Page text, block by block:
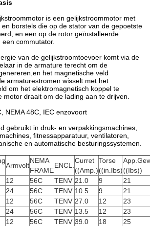
is een gelijkstroommotor met
borstels die op de stator van de gepoetste
en een op de rotor geïnstalleerde
commutator.
van de gelijkstroomtoevoer komt via de
in de armature terecht om de
het magnetische veld
armaturestromen wisselt met het
om het elektromagnetisch koppel te
motor draait om de lading aan te drijven.
NEMA 48C, IEC enzovoort
gebruikt in druk- en verpakkingsmachines,
fitnessapparatuur, ventilatoren,
en automatische besturingssystemen.
Armvolt
NEMA
FRAME
ENCL.
Curret
((Amp.)
Torse
((in.Ibs)((Ibs))
12 56C TENV 21.0 9
21
24 56C TENV 10.5 9
21
12 56C TENV 27.0 12
23
24 56C TENV 13.5 12
23
12 56C TENV 39.0 18
25